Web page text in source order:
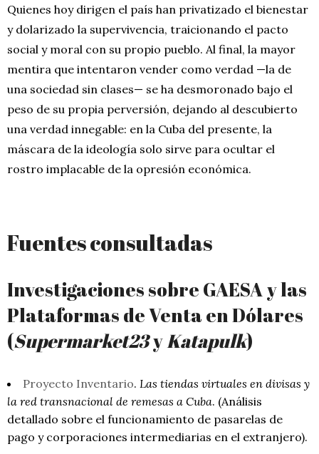
Quienes hoy dirigen el país han privatizado el bienestar
y dolarizado la supervivencia, traicionando el pacto
social y moral con su propio pueblo. Al final, la mayor
mentira que intentaron vender como verdad —la de
una sociedad sin clases— se ha desmoronado bajo el
peso de su propia perversión, dejando al descubierto
una verdad innegable: en la Cuba del presente, la
máscara de la ideología solo sirve para ocultar el
rostro implacable de la opresión económica.
Fuentes consultadas
Investigaciones sobre GAESA y las
Plataformas de Venta en Dólares
(Supermarket23yKatapulk)
Proyecto Inventario. Las tiendas virtuales en divisas y
la red transnacional de remesas a Cuba. (Análisis
detallado sobre el funcionamiento de pasarelas de
pago y corporaciones intermediarias en el extranjero).